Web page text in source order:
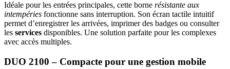
Idéale pour les entrées principales, cette borne résistante aux
intempéries fonctionne sans interruption. Son écran tactile intuitif
permet d’enregistrer les arrivées, imprimer des badges ou consulter
les services disponibles. Une solution parfaite pour les complexes
avec accès multiples.
DUO 2100 – Compacte pour une gestion mobile